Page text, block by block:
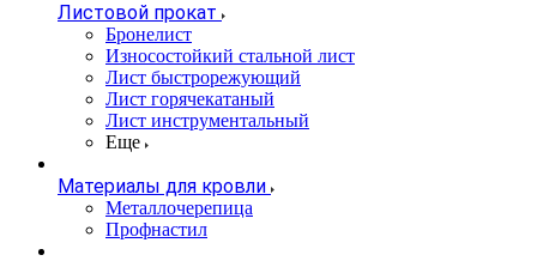
Листовой прокат
Бронелист
Износостойкий стальной лист
Лист быстрорежующий
Лист горячекатаный
Лист инструментальный
Еще
Материалы для кровли
Металлочерепица
Профнастил